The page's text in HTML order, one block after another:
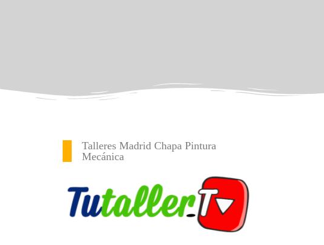
Talleres Madrid Chapa Pintura
Mecánica